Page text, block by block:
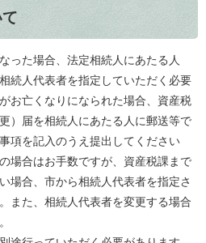
った場合、法定相続人にあたる人
続人代表者を指定していただく必要
お亡くなりになられた場合、資産税
）届を相続人にあたる人に郵送等で
項を記入のうえ提出してください
場合はお手数ですが、資産税課まで
場合、市から相続人代表者を指定さ
また、相続人代表者を変更する場合